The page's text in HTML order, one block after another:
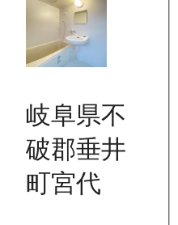
岐阜県不
破郡垂井
町宮代